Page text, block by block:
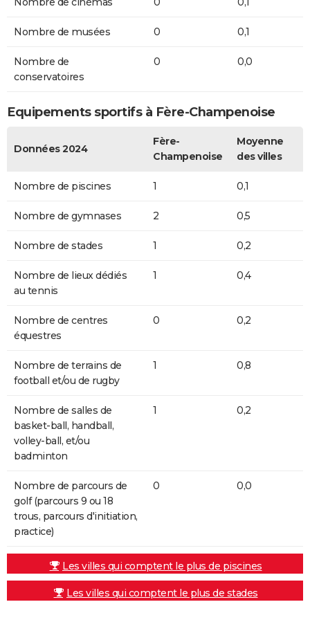
Nombre de musées 0 0,1
Nombre de
conservatoires
0 0,0
Equipements sportifs à Fère-Champenoise
Données 2024
Fère-
Champenoise
Moyenne
des villes
Nombre de piscines 1 0,1
Nombre de gymnases 2 0,5
Nombre de stades 1 0,2
Nombre de lieux dédiés
au tennis
1 0,4
Nombre de centres
équestres
0 0,2
Nombre de terrains de
football et/ou de rugby
1 0,8
Nombre de salles de
basket-ball, handball,
volley-ball, et/ou
badminton
1 0,2
Nombre de parcours de
golf (parcours 9 ou 18
trous, parcours d'initiation,
practice)
0 0,0
Les villes qui comptent le plus de piscines
Les villes qui comptent le plus de stades